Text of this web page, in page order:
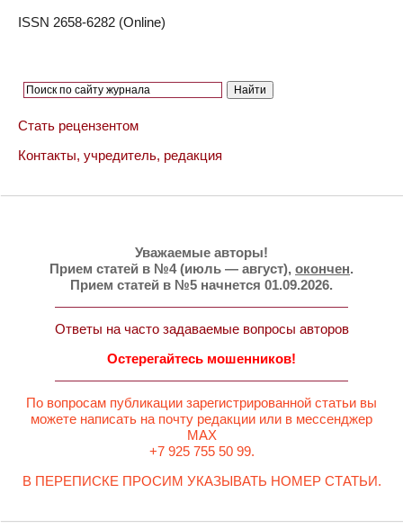
ISSN 2658-6282 (Online)
Стать рецензентом
Контакты, учредитель, редакция
Уважаемые авторы!
Прием статей в №4 (июль — август), окончен.
Прием статей в №5 начнется 01.09.2026.
Ответы на часто задаваемые вопросы авторов
Остерегайтесь мошенников!
По вопросам публикации зарегистрированной статьи вы
можете написать на почту редакции или в мессенджер
MAX
+7 925 755 50 99.
В ПЕРЕПИСКЕ ПРОСИМ УКАЗЫВАТЬ НОМЕР СТАТЬИ.